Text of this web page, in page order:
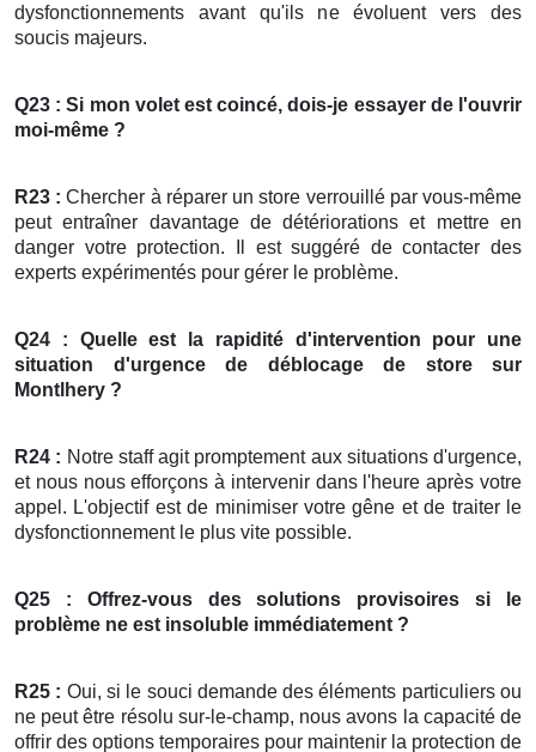
dysfonctionnements avant qu'ils ne évoluent vers des
soucis majeurs.
Q23 : Si mon volet est coincé, dois-je essayer de l'ouvrir
moi-même ?
R23 : Chercher à réparer un store verrouillé par vous-même
peut entraîner davantage de détériorations et mettre en
danger votre protection. Il est suggéré de contacter des
experts expérimentés pour gérer le problème.
Q24 : Quelle est la rapidité d'intervention pour une
situation d'urgence de déblocage de store
sur
Montlhery ?
R24 : Notre staff agit promptement aux situations d'urgence,
et nous nous efforçons à intervenir dans l'heure après votre
appel. L'objectif est de minimiser votre gêne et de traiter le
dysfonctionnement le plus vite possible.
Q25 : Offrez-vous des solutions provisoires si le
problème ne est insoluble immédiatement ?
R25 : Oui, si le souci demande des éléments particuliers ou
ne peut être résolu sur-le-champ, nous avons la capacité de
offrir des options temporaires pour maintenir la protection de